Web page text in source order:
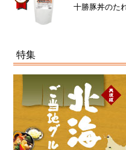
十勝豚丼のた
特集